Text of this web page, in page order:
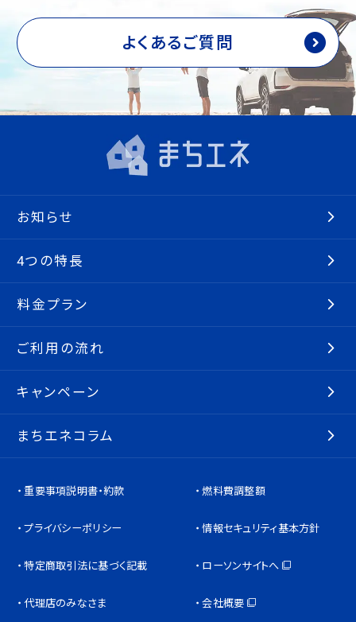
よくあるご質問
お知らせ
4つの特長
料金プラン
ご利用の流れ
キャンペーン
まちエネコラム
重要事項説明書・約款 燃料費調整額
プライバシーポリシー 情報セキュリティ基本方針
特定商取引法に基づく記載 ローソンサイトへ
代理店のみなさま 会社概要